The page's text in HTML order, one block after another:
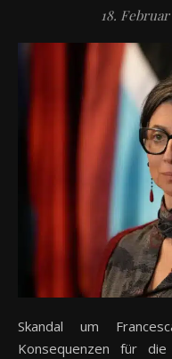
18. Februar
Skandal um Francesca Albanese: Schimon fordert
Konsequenzen für